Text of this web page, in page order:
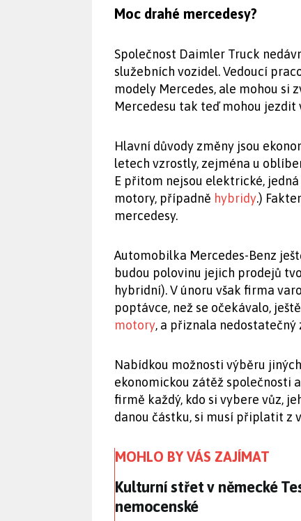
Moc drahé mercedesy?
Společnost Daimler Truck
služebních vozidel. Vedoucí
modely Mercedes, ale mohou si
Mercedesu tak teď mohou jezdit
Hlavní důvody změny jsou
letech vzrostly, zejména u
E přitom nejsou elektrické,
motory, případně hybridy.)
mercedesy.
Automobilka Mercedes-Benz
budou polovinu jejich prodejů
hybridní). V únoru však firma
poptávce, než se očekávalo,
motory, a přiznala
Nabídkou možnosti výběru
ekonomickou zátěž společnosti
firmě každý, kdo si vybere vůz,
danou částku, si musí připlatit z
MOHLO BY VÁS ZAJÍMAT
Kulturní střet v německé
Kulturní střet v německé
nemocenské